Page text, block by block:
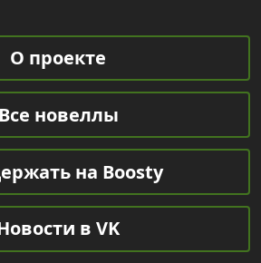
О проекте
Все новеллы
на Boosty
в VK